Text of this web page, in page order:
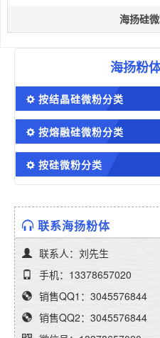
海扬硅
海扬粉
按结晶硅微粉分类
按熔融硅微粉分类
按硅微粉分类
联系海扬粉体
联系人：刘先生
手机：13378657020
销售QQ1：3045576844
销售QQ2：3045576844